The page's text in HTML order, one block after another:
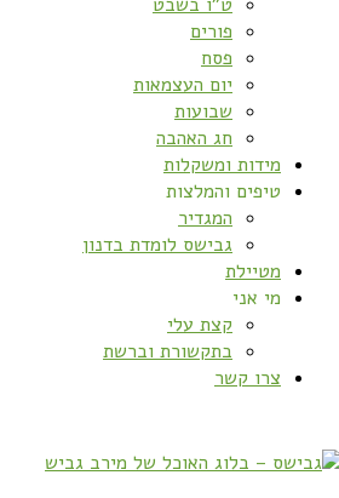
פורים
פסח
יום העצמאות
שבועות
חג האהבה
מידות ומשקלות
טיפים והמלצות
המגדיר
גבישס לומדת בדנון
מטיילת
מי אני
קצת עלי
בתקשורת וברשת
צרו קשר